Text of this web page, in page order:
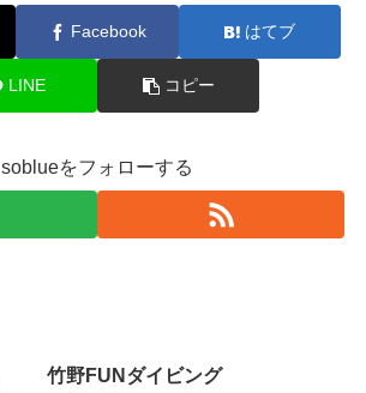
Facebook はてブ
LINE コピー
soblueをフォローする
竹野FUNダイビング